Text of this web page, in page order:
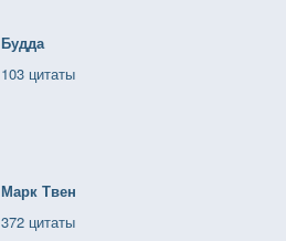
Будда
103 цитаты
Марк Твен
372 цитаты